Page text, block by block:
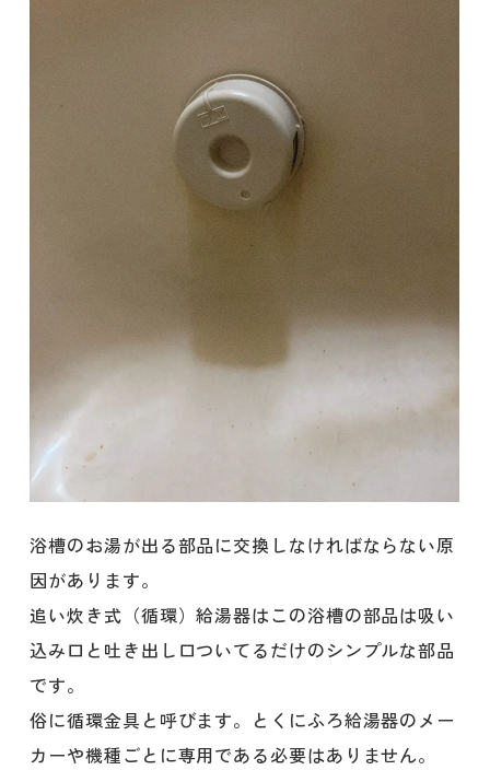
浴槽のお湯が出る部品に交換しなければならない原
因があります。
追い炊き式（循環）給湯器はこの浴槽の部品は吸い
込み口と吐き出し口ついてるだけのシンプルな部品
です。
俗に循環金具と呼びます。とくにふろ給湯器のメー
カーや機種ごとに専用である必要はありません。